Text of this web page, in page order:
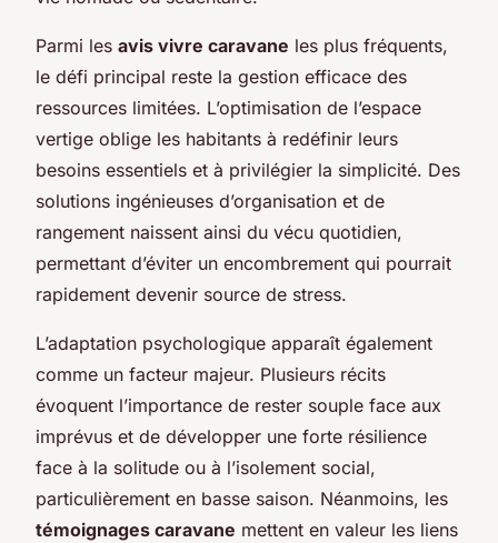
Parmi les avis vivre caravane les plus fréquents,
le défi principal reste la gestion efficace des
ressources limitées. L’optimisation de l’espace
vertige oblige les habitants à redéfinir leurs
besoins essentiels et à privilégier la simplicité. Des
solutions ingénieuses d’organisation et de
rangement naissent ainsi du vécu quotidien,
permettant d’éviter un encombrement qui pourrait
rapidement devenir source de stress.
L’adaptation psychologique apparaît également
comme un facteur majeur. Plusieurs récits
évoquent l’importance de rester souple face aux
imprévus et de développer une forte résilience
face à la solitude ou à l’isolement social,
particulièrement en basse saison. Néanmoins, les
témoignages caravane mettent en valeur les liens